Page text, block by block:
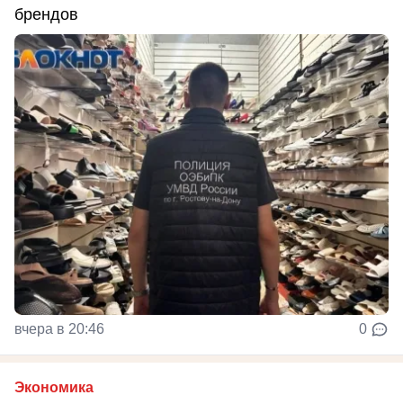
брендов
вчера в 20:46 0
Экономика